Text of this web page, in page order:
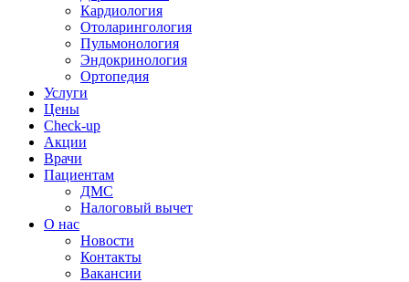
Кардиология
Отоларингология
Пульмонология
Эндокринология
Ортопедия
Услуги
Цены
Check-up
Акции
Врачи
Пациентам
ДМС
Налоговый вычет
О нас
Новости
Контакты
Вакансии